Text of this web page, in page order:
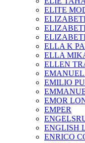
ELITE
ELLA K
ELLA
ELLEN
EMILIO
EMOR
EMPER
ENGLISH
ENRICO